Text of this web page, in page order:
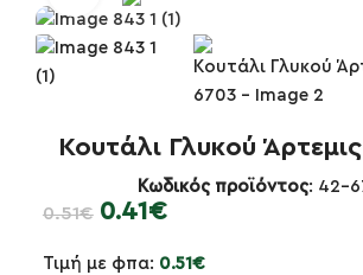
Κουτάλι Γλυκού
Κωδικός προϊόντος: 42-
0.51€ 0.41€
Τιμή με φπα: 0.51 €